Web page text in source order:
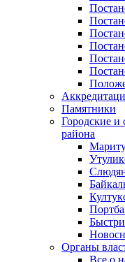
Памятники
Городские и
района
Органы
Все о